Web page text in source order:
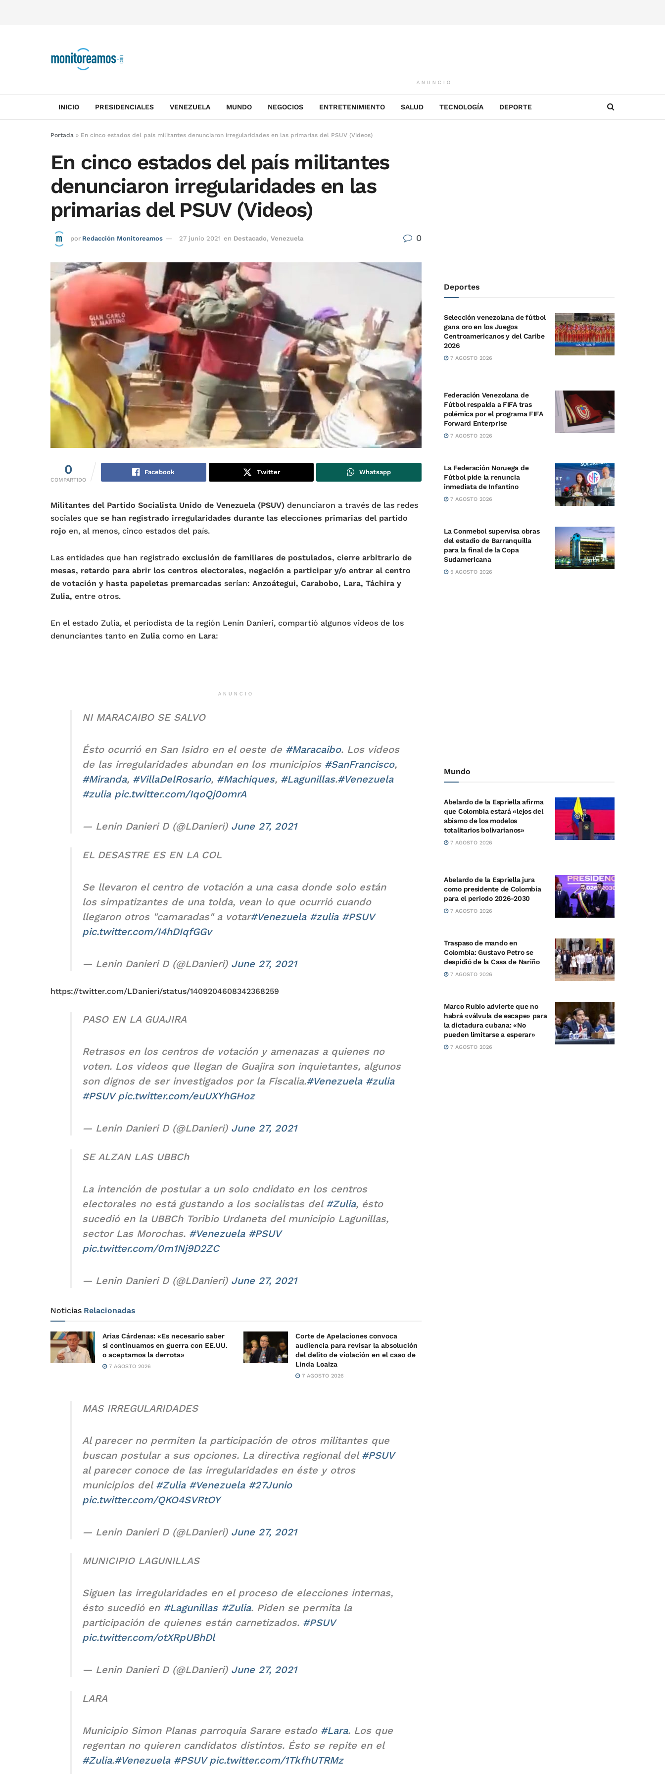
ANUNCIO
INICIO PRESIDENCIALES VENEZUELA MUNDO NEGOCIOS ENTRETENIMIENTO SALUD TECNOLOGÍA DEPORTE
Portada » En cinco estados del país militantes denunciaron irregularidades en las primarias del PSUV (Videos)
En cinco estados del país militantes
denunciaron irregularidades en las
primarias del PSUV (Videos)
por Redacción Monitoreamos 27 junio 2021 en Destacado,Venezuela 0
0
COMPARTIDO
Facebook Twitter Whatsapp
Militantes del Partido Socialista Unido de Venezuela (PSUV) denunciaron a través de las redes
sociales que se han registrado irregularidades durante las elecciones primarias del partido
rojo en, al menos, cinco estados del país.
Las entidades que han registrado exclusión de familiares de postulados, cierre arbitrario de
mesas, retardo para abrir los centros electorales, negación a participar y/o entrar al centro
de votación y hasta papeletas premarcadas serían: Anzoátegui, Carabobo, Lara, Táchira y
Zulia, entre otros.
En el estado Zulia, el periodista de la región Lenín Danieri, compartió algunos videos de los
denunciantes tanto en Zulia como en Lara:
ANUNCIO
NI MARACAIBO SE SALVO
Ésto ocurrió en San Isidro en el oeste de #Maracaibo. Los videos
de las irregularidades abundan en los municipios #SanFrancisco,
#Miranda, #VillaDelRosario, #Machiques, #Lagunillas.#Venezuela
#zulia pic.twitter.com/IqoQj0omrA
— Lenin Danieri D (@LDanieri) June 27, 2021
EL DESASTRE ES EN LA COL
Se llevaron el centro de votación a una casa donde solo están
los simpatizantes de una tolda, vean lo que ocurrió cuando
llegaron otros "camaradas" a votar#Venezuela #zulia #PSUV
pic.twitter.com/I4hDIqfGGv
— Lenin Danieri D (@LDanieri) June 27, 2021
https://twitter.com/LDanieri/status/1409204608342368259
PASO EN LA GUAJIRA
Retrasos en los centros de votación y amenazas a quienes no
voten. Los videos que llegan de Guajira son inquietantes, algunos
son dignos de ser investigados por la Fiscalia.#Venezuela #zulia
#PSUV pic.twitter.com/euUXYhGHoz
— Lenin Danieri D (@LDanieri) June 27, 2021
SE ALZAN LAS UBBCh
La intención de postular a un solo cndidato en los centros
electorales no está gustando a los socialistas del #Zulia, ésto
sucedió en la UBBCh Toribio Urdaneta del municipio Lagunillas,
sector Las Morochas. #Venezuela #PSUV
pic.twitter.com/0m1Nj9D2ZC
— Lenin Danieri D (@LDanieri) June 27, 2021
Noticias Relacionadas
Arias Cárdenas: «Es necesario saber
si continuamos en guerra con EE.UU.
o aceptamos la derrota»
7 AGOSTO 2026
Corte de Apelaciones convoca
audiencia para revisar la absolución
del delito de violación en el caso de
Linda Loaiza
7 AGOSTO 2026
MAS IRREGULARIDADES
Al parecer no permiten la participación de otros militantes que
buscan postular a sus opciones. La directiva regional del #PSUV
al parecer conoce de las irregularidades en éste y otros
municipios del #Zulia #Venezuela #27Junio
pic.twitter.com/QKO4SVRtOY
— Lenin Danieri D (@LDanieri) June 27, 2021
MUNICIPIO LAGUNILLAS
Siguen las irregularidades en el proceso de elecciones internas,
ésto sucedió en #Lagunillas #Zulia. Piden se permita la
participación de quienes están carnetizados. #PSUV
pic.twitter.com/otXRpUBhDl
— Lenin Danieri D (@LDanieri) June 27, 2021
LARA
Municipio Simon Planas parroquia Sarare estado #Lara. Los que
regentan no quieren candidatos distintos. Ésto se repite en el
#Zulia.#Venezuela #PSUV pic.twitter.com/1TkfhUTRMz
Deportes
Selección venezolana de fútbol
gana oro en los Juegos
Centroamericanos y del Caribe
2026
7 AGOSTO 2026
Federación Venezolana de
Fútbol respalda a FIFA tras
polémica por el programa FIFA
Forward Enterprise
7 AGOSTO 2026
La Federación Noruega de
Fútbol pide la renuncia
inmediata de Infantino
7 AGOSTO 2026
La Conmebol supervisa obras
del estadio de Barranquilla
para la final de la Copa
Sudamericana
5 AGOSTO 2026
Mundo
Abelardo de la Espriella afirma
que Colombia estará «lejos del
abismo de los modelos
totalitarios bolivarianos»
7 AGOSTO 2026
Abelardo de la Espriella jura
como presidente de Colombia
para el periodo 2026-2030
7 AGOSTO 2026
Traspaso de mando en
Colombia: Gustavo Petro se
despidió de la Casa de Nariño
7 AGOSTO 2026
Marco Rubio advierte que no
habrá «válvula de escape» para
la dictadura cubana: «No
pueden limitarse a esperar»
7 AGOSTO 2026